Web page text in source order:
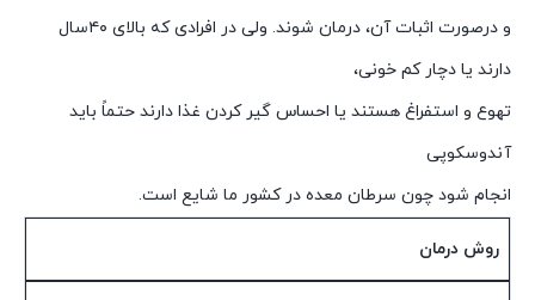
و درصورت اثبات آن، درمان شوند. ولی در افرادی که بالای ۴۰سال
دارند یا دچار کم‌ خونی،
تهوع و استفراغ هستند یا احساس گیر کردن غذا دارند حتماً باید
آندوسکوپی
انجام شود چون سرطان معده در کشور ما شایع است.
روش درمان